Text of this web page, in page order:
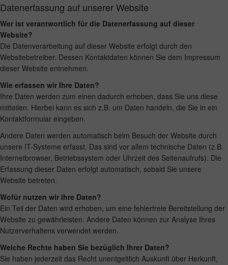
Datenerfassung auf unserer Website
Wer ist verantwortlich für die Datenerfassung auf dieser
Website?
Die Datenverarbeitung auf dieser Website erfolgt durch den
Websitebetreiber. Dessen Kontaktdaten können Sie dem Impressum
dieser Website entnehmen.
Wie erfassen wir Ihre Daten?
Ihre Daten werden zum einen dadurch erhoben, dass Sie uns diese
mitteilen. Hierbei kann es sich z.B. um Daten handeln, die Sie in ein
Kontaktformular eingeben.
Andere Daten werden automatisch beim Besuch der Website durch
unsere IT-Systeme erfasst. Das sind vor allem technische Daten (z.B.
Internetbrowser, Betriebssystem oder Uhrzeit des Seitenaufrufs). Die
Erfassung dieser Daten erfolgt automatisch, sobald Sie unsere
Website betreten.
Wofür nutzen wir Ihre Daten?
Ein Teil der Daten wird erhoben, um eine fehlerfreie Bereitstellung der
Website zu gewährleisten. Andere Daten können zur Analyse Ihres
Nutzerverhaltens verwendet werden.
Welche Rechte haben Sie bezüglich Ihrer Daten?
Sie haben jederzeit das Recht unentgeltlich Auskunft über Herkunft,